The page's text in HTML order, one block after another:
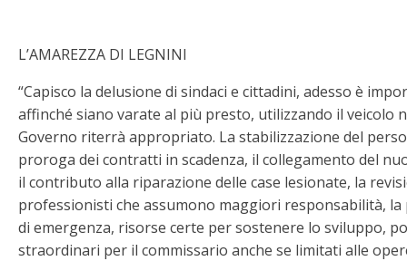
L’AMAREZZA DI LEGNINI
“Capisco la delusione di sindaci e cittadini, adesso è
affinché siano varate al più presto, utilizzando il veicolo
Governo riterrà appropriato. La stabilizzazione del
proroga dei contratti in scadenza, il collegamento del
il contributo alla riparazione delle case lesionate, la
professionisti che assumono maggiori responsabilità,
di emergenza, risorse certe per sostenere lo sviluppo,
straordinari per il commissario anche se limitati alle